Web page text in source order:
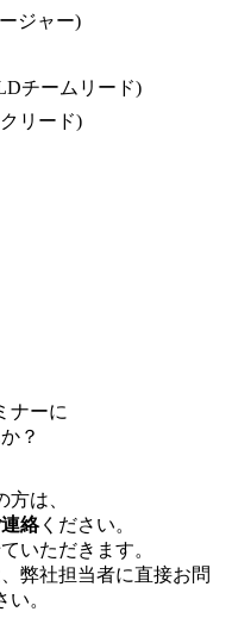
ジャー)
チームリード)
リード)
ナーに
？
は、
絡ください。
いただきます。
弊社担当者に直接お問
。